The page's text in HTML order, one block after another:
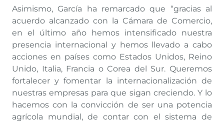
Asimismo, García ha remarcado que “gracias al
acuerdo alcanzado con la Cámara de Comercio,
en el último año hemos intensificado nuestra
presencia internacional y hemos llevado a cabo
acciones en países como Estados Unidos, Reino
Unido, Italia, Francia o Corea del Sur. Queremos
fortalecer y fomentar la internacionalización de
nuestras empresas para que sigan creciendo. Y lo
hacemos con la convicción de ser una potencia
agrícola mundial, de contar con el sistema de